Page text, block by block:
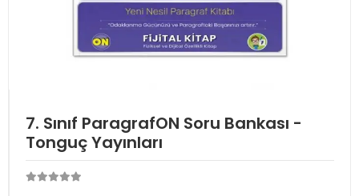
7. Sınıf ParagrafON Soru Bankası -
Tonguç Yayınları